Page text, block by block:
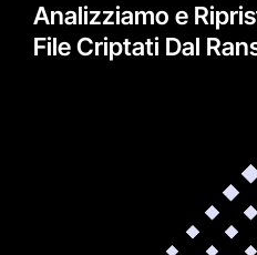
Analizziamo e
File Criptati Dal